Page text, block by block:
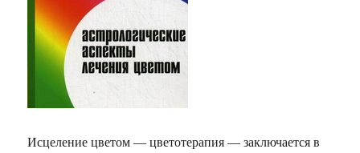
Исцеление цветом — цветотерапия — заключается в